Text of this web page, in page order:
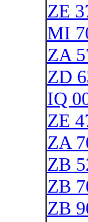
ZE
MI
ZA
ZD
IQ
ZE
ZA
ZB
ZB
ZB